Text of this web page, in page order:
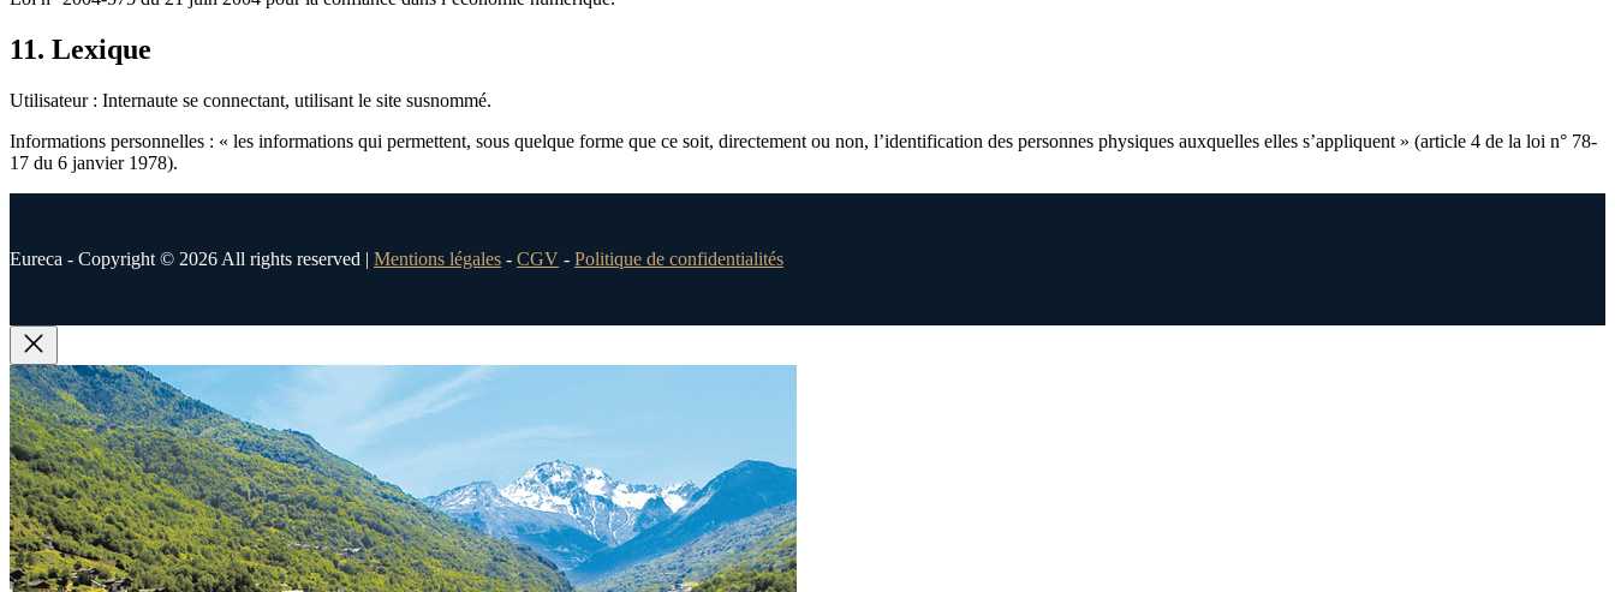
11. Lexique
Utilisateur : Internaute se connectant, utilisant le site susnommé.
Informations personnelles : « les informations qui permettent, sous quelque forme que ce soit, directement ou non, l’identification des personnes physiques auxquelles elles s’appliquent » (article 4 de la loi n° 78-
17 du 6 janvier 1978).
Eureca - Copyright © 2026 All rights reserved | Mentions légales - CGV - Politique de confidentialités